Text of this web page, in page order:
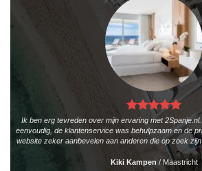
Ik ben erg tevreden over mijn ervaring met
eenvoudig, de klantenservice was behulpzaam en de
website zeker aanbevelen aan anderen die op zoek
Kiki Kampen /Maastricht